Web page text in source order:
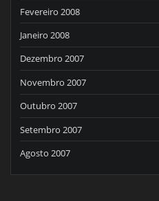
Fevereiro 2008
Janeiro 2008
Dezembro 2007
Novembro 2007
Outubro 2007
Setembro 2007
Agosto 2007